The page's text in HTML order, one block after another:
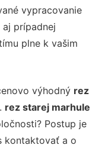
vypracovanie
aj prípadnej
plne k vašim
výhodný rez
rez starej marhule
Postup je
kontaktovať a o